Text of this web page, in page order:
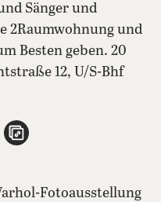
Sänger und
2Raumwohnung und
Besten geben. 20
12, U/S-Bhf
teilen
per E-Mail teilen
Fotoausstellung